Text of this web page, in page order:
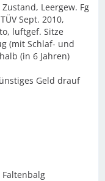
Leergew. Fg
Sept. 2010,
luftgef. Sitze
(mit Schlaf- und
(in 6 Jahren)
Geld drauf